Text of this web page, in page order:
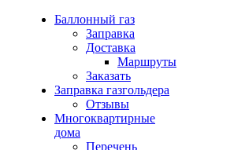
Баллонный газ
Заправка
Доставка
Маршруты
Заказать
Заправка газгольдера
Отзывы
Многоквартирные
дома
Перечень